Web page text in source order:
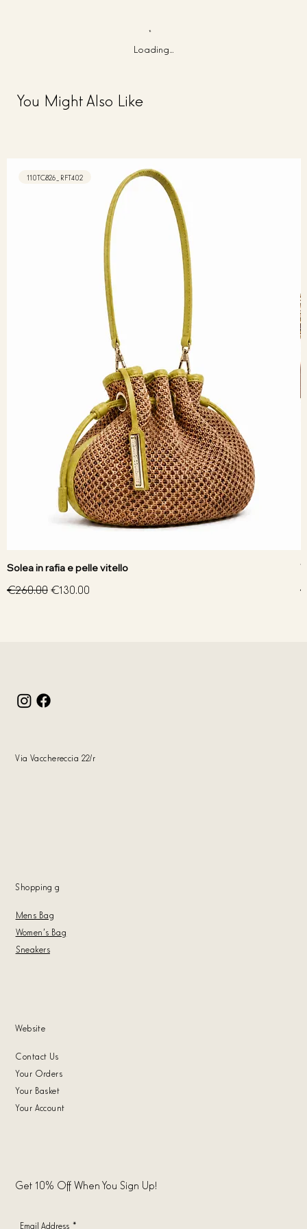
Loading…
You Might Also Like
110TC826_RFT402
Solea in rafia e pelle vitello
Regular Price
€260.00Sale Price
€130.00
Via Vacchereccia 22/r
Shopping g
Mens Bag
Women's Bag
Sneakers
Website
Contact Us
Your Orders
Your Basket
Your Account
Get 10% Off When You Sign Up!
Email Address *